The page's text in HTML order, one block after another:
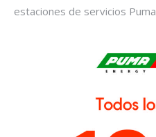
estaciones de servicios